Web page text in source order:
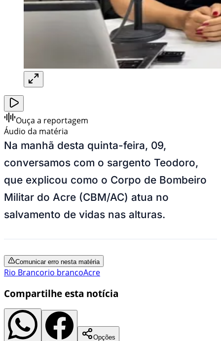
Ouça a reportagem
Áudio da matéria
Na manhã desta quinta-feira, 09,
conversamos com o sargento Teodoro,
que explicou como o Corpo de Bombeiro
Militar do Acre (CBM/AC) atua no
salvamento de vidas nas alturas.
Comunicar erro nesta matéria
Rio Brancorio brancoAcre
Compartilhe esta notícia
Opções